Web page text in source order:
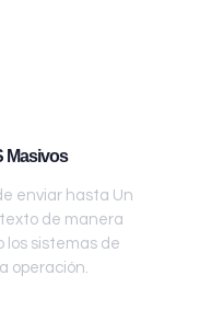
Masivos
enviar hasta Un
de manera
sistemas de
operación.